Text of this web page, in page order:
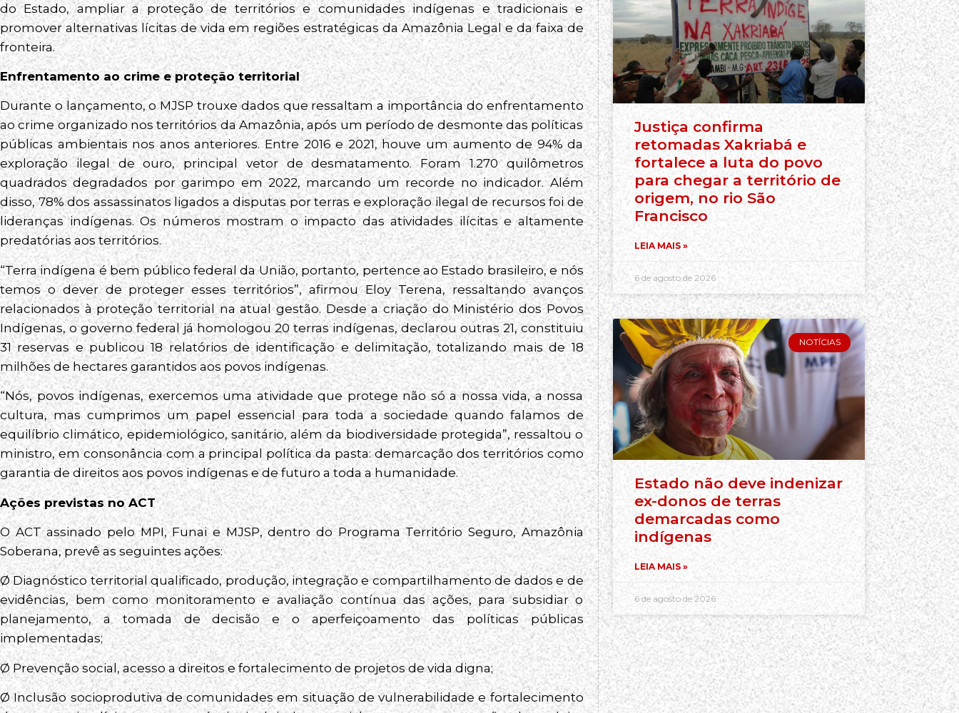
do Estado, ampliar a proteção de territórios e comunidades indígenas e tradicionais e
promover alternativas lícitas de vida em regiões estratégicas da Amazônia Legal e da faixa de
fronteira.
Enfrentamento ao crime e proteção territorial
Durante o lançamento, o MJSP trouxe dados que ressaltam a importância do enfrentamento
ao crime organizado nos territórios da Amazônia, após um período de desmonte das políticas
públicas ambientais nos anos anteriores. Entre 2016 e 2021, houve um aumento de 94% da
exploração ilegal de ouro, principal vetor de desmatamento. Foram 1.270 quilômetros
quadrados degradados por garimpo em 2022, marcando um recorde no indicador. Além
disso, 78% dos assassinatos ligados a disputas por terras e exploração ilegal de recursos foi de
lideranças indígenas. Os números mostram o impacto das atividades ilícitas e altamente
predatórias aos territórios.
“Terra indígena é bem público federal da União, portanto, pertence ao Estado brasileiro, e nós
temos o dever de proteger esses territórios”, afirmou Eloy Terena, ressaltando avanços
relacionados à proteção territorial na atual gestão. Desde a criação do Ministério dos Povos
Indígenas, o governo federal já homologou 20 terras indígenas, declarou outras 21, constituiu
31 reservas e publicou 18 relatórios de identificação e delimitação, totalizando mais de 18
milhões de hectares garantidos aos povos indígenas.
“Nós, povos indígenas, exercemos uma atividade que protege não só a nossa vida, a nossa
cultura, mas cumprimos um papel essencial para toda a sociedade quando falamos de
equilíbrio climático, epidemiológico, sanitário, além da biodiversidade protegida”, ressaltou o
ministro, em consonância com a principal política da pasta: demarcação dos territórios como
garantia de direitos aos povos indígenas e de futuro a toda a humanidade.
Ações previstas no ACT
O ACT assinado pelo MPI, Funai e MJSP, dentro do Programa Território Seguro, Amazônia
Soberana, prevê as seguintes ações:
Ø Diagnóstico territorial qualificado, produção, integração e compartilhamento de dados e de
evidências, bem como monitoramento e avaliação contínua das ações, para subsidiar o
planejamento, a tomada de decisão e o aperfeiçoamento das políticas públicas
implementadas;
Ø Prevenção social, acesso a direitos e fortalecimento de projetos de vida digna;
Ø Inclusão socioprodutiva de comunidades em situação de vulnerabilidade e fortalecimento
Justiça confirma
retomadas Xakriabá e
fortalece a luta do povo
para chegar a território de
origem, no rio São
Francisco
LEIA MAIS »
6 de agosto de 2026
NOTÍCIAS
Estado não deve indenizar
ex-donos de terras
demarcadas como
indígenas
LEIA MAIS »
6 de agosto de 2026